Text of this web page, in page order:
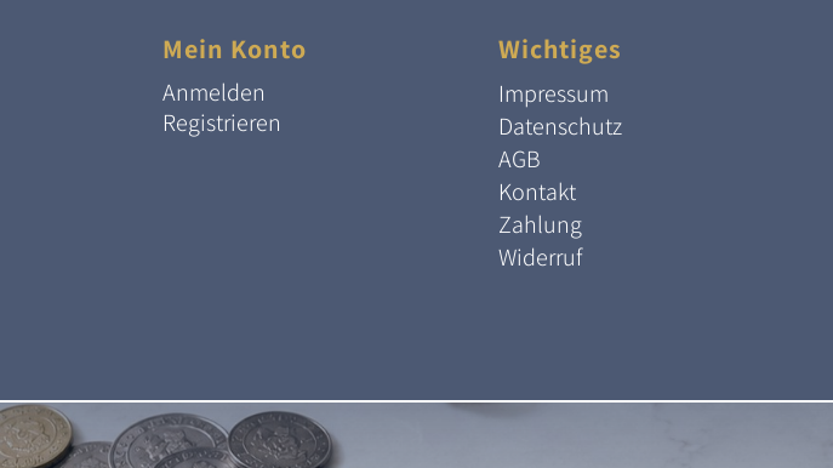
Mein Konto
Anmelden
Registrieren
Wichtiges
Impressum
Datenschutz
AGB
Kontakt
Zahlung
Widerruf